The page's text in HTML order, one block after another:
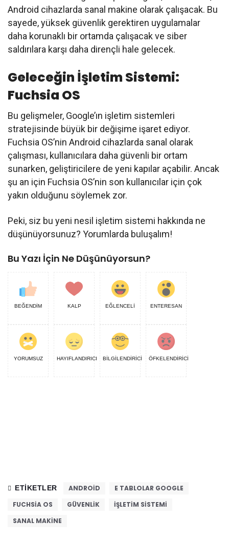
Android cihazlarda sanal makine olarak çalışacak. Bu
sayede, yüksek güvenlik gerektiren uygulamalar
daha korunaklı bir ortamda çalışacak ve siber
saldırılara karşı daha dirençli hale gelecek.
Geleceğin İşletim Sistemi:
Fuchsia OS
Bu gelişmeler, Google’ın işletim sistemleri
stratejisinde büyük bir değişime işaret ediyor.
Fuchsia OS’nin Android cihazlarda sanal olarak
çalışması, kullanıcılara daha güvenli bir ortam
sunarken, geliştiricilere de yeni kapılar açabilir. Ancak
şu an için Fuchsia OS’nin son kullanıcılar için çok
yakın olduğunu söylemek zor.
Peki, siz bu yeni nesil işletim sistemi hakkında ne
düşünüyorsunuz? Yorumlarda buluşalım!
Bu Yazı İçin Ne Düşünüyorsun?
BEĞENDİM KALP EĞLENCELİ ENTERESAN
YORUMSUZ HAYIFLANDIRICI BİLGİLENDİRİCİ ÖFKELENDİRİCİ
ETIKETLER ANDROID
E TABLOLAR GOOGLE
FUCHSIA OS
GÜVENLIK
İŞLETIM SISTEMI
SANAL MAKINE